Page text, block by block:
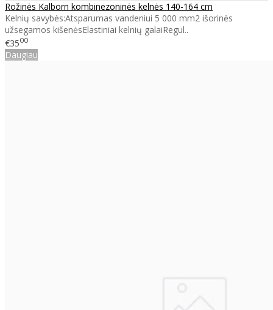
Rožinės Kalborn kombinezoninės kelnės 140-164 cm
Kelnių savybės:Atsparumas vandeniui 5 000 mm2 išorinės
užsegamos kišenėsElastiniai kelnių galaiRegul..
€3500
Daugiau